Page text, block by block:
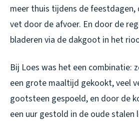
meer thuis tijdens de feestdagen,
vet door de afvoer. En door de
bladeren via de dakgoot in het
Bij Loes was het een combinatie:
een grote maaltijd gekookt, veel
gootsteen gespoeld, en door de
een uur gestold in de oude stalen